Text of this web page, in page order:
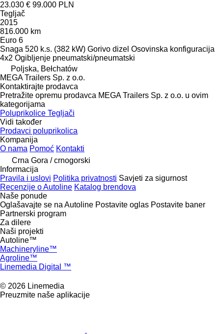
23.030 € 99.000 PLN
Tegljač
2015
816.000 km
Euro 6
Snaga 520 k.s. (382 kW) Gorivo dizel Osovinska konfiguracija
4x2 Ogibljenje pneumatski/pneumatski
Poljska, Bełchatów
MEGA Trailers Sp. z o.o.
Kontaktirajte prodavca
Pretražite opremu prodavca MEGA Trailers Sp. z o.o. u ovim
kategorijama
Poluprikolice Tegljači
Vidi također
Prodavci poluprikolica
Kompanija
O nama Pomoć Kontakti
Crna Gora / crnogorski
Informacija
Pravila i uslovi Politika privatnosti Savjeti za sigurnost
Recenzije o Autoline Katalog brendova
Naše ponude
Oglašavajte se na Autoline Postavite oglas Postavite baner
Partnerski program
Za dilere
Naši projekti
Autoline™
Machineryline™
Agroline™
Linemedia Digital ™
© 2026 Linemedia
Preuzmite naše aplikacije